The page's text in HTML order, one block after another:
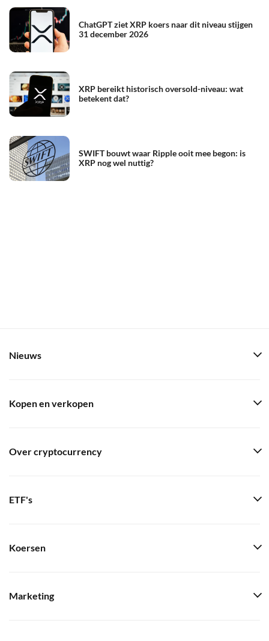
ChatGPT ziet XRP koers naar dit niveau stijgen
31 december 2026
XRP bereikt historisch oversold-niveau: wat
betekent dat?
SWIFT bouwt waar Ripple ooit mee begon: is
XRP nog wel nuttig?
Nieuws
Kopen en verkopen
Over cryptocurrency
ETF's
Koersen
Marketing